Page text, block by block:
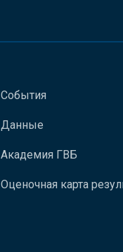
События
Данные
Академия ГВБ
Оценочная карта